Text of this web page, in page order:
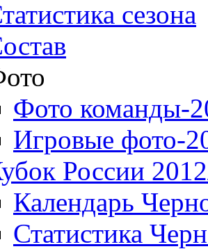
сезона
Фото команды-
Игровые фото-
России
Календарь
Статистика